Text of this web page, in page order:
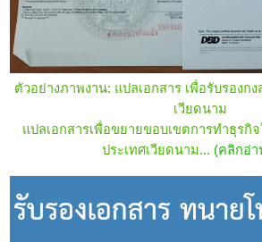
ตัวอย่างภาพงาน: แปลเอกสาร เพื่อรับรองก
เวียดนาม
แปลเอกสารเพื่อขยายขอบเขตการทำธุรกิ
ประเทศเวียดนาม... (คลิกอ่า